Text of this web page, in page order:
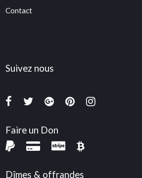
Contact
Suivez nous
Faire un Don
Dîmes & offrandes